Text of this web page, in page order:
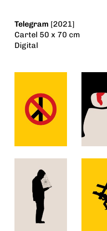
Telegram [2021]
Cartel 50 x 70 cm
Digital